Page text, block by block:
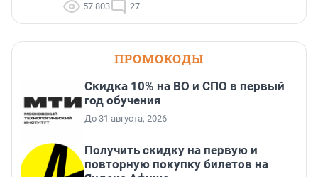
57 803 27
ПРОМОКОДЫ
Скидка 10% на ВО и СПО в первый
год обучения
До 31 августа, 2026
Получить скидку на первую и
повторную покупку билетов на